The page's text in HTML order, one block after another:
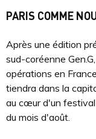
PARIS COMME
Après une édition
sud-coréenne
opérations en
tiendra dans la
au cœur d'un
du mois d'août.